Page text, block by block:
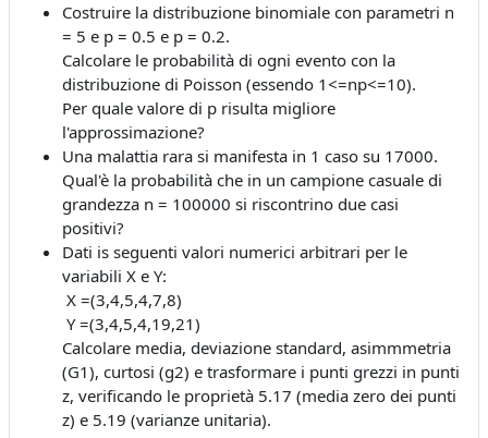
Costruire la distribuzione binomiale con parametri n
= 5 e p = 0.5 e p = 0.2.
Calcolare le probabilità di ogni evento con la
distribuzione di Poisson (essendo 1<=np<=10).
Per quale valore di p risulta migliore
l'approssimazione?
Una malattia rara si manifesta in 1 caso su 17000.
Qual'è la probabilità che in un campione casuale di
grandezza n = 100000 si riscontrino due casi
positivi?
Dati is seguenti valori numerici arbitrari per le
variabili X e Y:
X =(3,4,5,4,7,8)
Y =(3,4,5,4,19,21)
Calcolare media, deviazione standard, asimmmetria
(G1), curtosi (g2) e trasformare i punti grezzi in punti
z, verificando le proprietà 5.17 (media zero dei punti
z) e 5.19 (varianze unitaria).